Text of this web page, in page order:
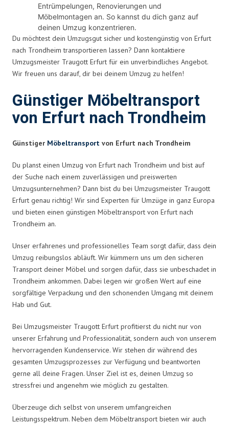
Entrümpelungen, Renovierungen und
Möbelmontagen an. So kannst du dich ganz auf
deinen Umzug konzentrieren.
Du möchtest dein Umzugsgut sicher und kostengünstig von Erfurt
nach Trondheim transportieren lassen? Dann kontaktiere
Umzugsmeister Traugott Erfurt für ein unverbindliches Angebot.
Wir freuen uns darauf, dir bei deinem Umzug zu helfen!
Günstiger Möbeltransport
von Erfurt nach Trondheim
Günstiger Möbeltransport von Erfurt nach Trondheim
Du planst einen Umzug von Erfurt nach Trondheim und bist auf
der Suche nach einem zuverlässigen und preiswerten
Umzugsunternehmen? Dann bist du bei Umzugsmeister Traugott
Erfurt genau richtig! Wir sind Experten für Umzüge in ganz Europa
und bieten einen günstigen Möbeltransport von Erfurt nach
Trondheim an.
Unser erfahrenes und professionelles Team sorgt dafür, dass dein
Umzug reibungslos abläuft. Wir kümmern uns um den sicheren
Transport deiner Möbel und sorgen dafür, dass sie unbeschadet in
Trondheim ankommen. Dabei legen wir großen Wert auf eine
sorgfältige Verpackung und den schonenden Umgang mit deinem
Hab und Gut.
Bei Umzugsmeister Traugott Erfurt profitierst du nicht nur von
unserer Erfahrung und Professionalität, sondern auch von unserem
hervorragenden Kundenservice. Wir stehen dir während des
gesamten Umzugsprozesses zur Verfügung und beantworten
gerne all deine Fragen. Unser Ziel ist es, deinen Umzug so
stressfrei und angenehm wie möglich zu gestalten.
Überzeuge dich selbst von unserem umfangreichen
Leistungsspektrum. Neben dem Möbeltransport bieten wir auch